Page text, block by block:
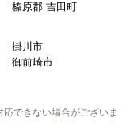
か？】
くれた
榛原郡 吉田町
掛川市
御前崎市
できない場合がございま